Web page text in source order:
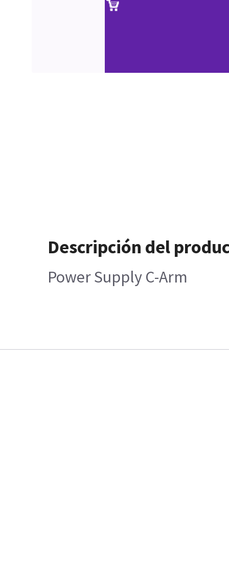
Descripción del
Power Supply C-Arm